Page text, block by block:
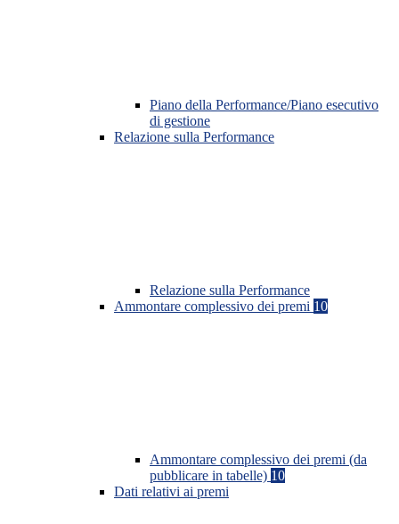
Piano della Performance/Piano esecutivo
di gestione
Relazione sulla Performance
Relazione sulla Performance
Ammontare complessivo dei premi 10
Ammontare complessivo dei premi (da
pubblicare in tabelle) 10
Dati relativi ai premi